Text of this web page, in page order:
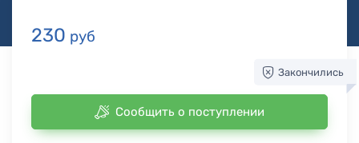
230 руб
Закончились
Сообщить о поступлении